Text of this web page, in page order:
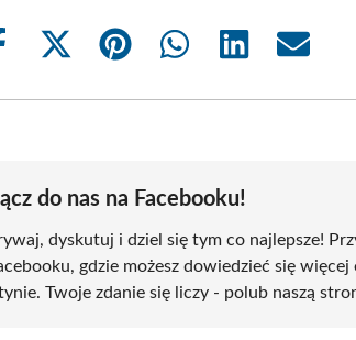
Share
Share
(Twitter)
Share
Share
Share
Share
do nas na Facebooku!
dyskutuj i dziel się tym co najlepsze!
gdzie możesz dowiedzieć się
Twoje zdanie się liczy - polub naszą